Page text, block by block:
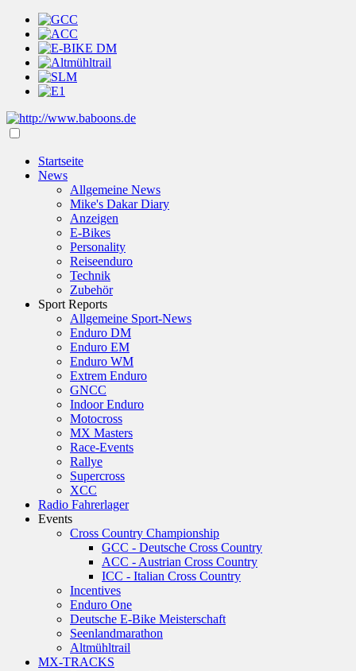
Startseite
News
Allgemeine News
Mike's Dakar Diary
Anzeigen
E-Bikes
Personality
Reiseenduro
Technik
Zubehör
Sport Reports
Allgemeine Sport-News
Enduro DM
Enduro EM
Enduro WM
Extrem Enduro
GNCC
Indoor Enduro
Motocross
MX Masters
Race-Events
Rallye
Supercross
XCC
Radio Fahrerlager
Events
Cross Country Championship
GCC - Deutsche Cross Country
ACC - Austrian Cross Country
ICC - Italian Cross Country
Incentives
Enduro One
Deutsche E-Bike Meisterschaft
Seenlandmarathon
Altmühltrail
MX-TRACKS